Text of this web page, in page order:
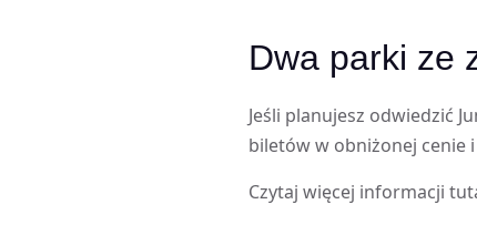
Dwa parki ze
Jeśli planujesz odwiedzić
biletów w obniżonej cenie
Czytaj więcej informacji